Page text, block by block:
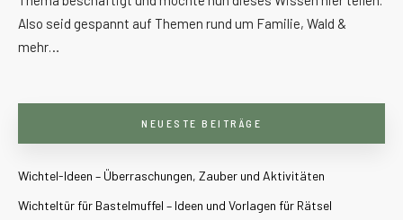
Also seid gespannt auf Themen rund um Familie, Wald &
mehr…
NEUESTE BEITRÄGE
Wichtel-Ideen – Überraschungen, Zauber und Aktivitäten
Wichteltür für Bastelmuffel – Ideen und Vorlagen für Rätsel